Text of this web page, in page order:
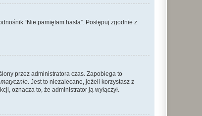
“Nie pamiętam hasła”. Postępuj zgodnie z
przez administratora czas. Zapobiega to
. Jest to niezalecane, jeżeli korzystasz z
oznacza to, że administrator ją wyłączył.